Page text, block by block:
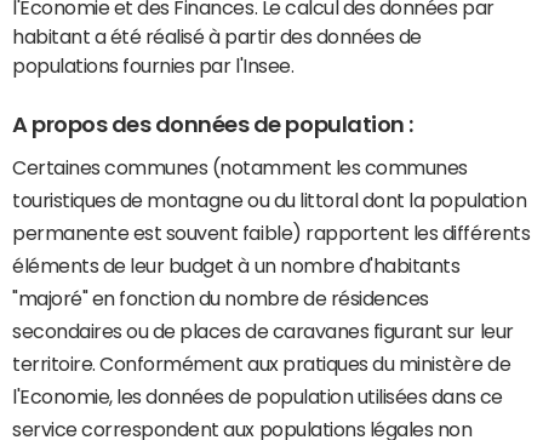
l'Economie et des Finances. Le calcul des données par
habitant a été réalisé à partir des données de
populations fournies par l'Insee.
A propos des données de population :
Certaines communes (notamment les communes
touristiques de montagne ou du littoral dont la population
permanente est souvent faible) rapportent les différents
éléments de leur budget à un nombre d'habitants
"majoré" en fonction du nombre de résidences
secondaires ou de places de caravanes figurant sur leur
territoire. Conformément aux pratiques du ministère de
l'Economie, les données de population utilisées dans ce
service correspondent aux populations légales non